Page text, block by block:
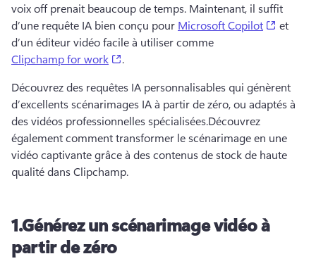
voix off prenait beaucoup de temps. Maintenant, il suffit
d’une requête IA bien conçu pour Microsoft Copilot (opens
et
d’un éditeur vidéo facile à utiliser comme
Clipchamp for work
.
Découvrez des requêtes IA personnalisables qui génèrent
d’excellents scénarimages IA à partir de zéro, ou adaptés à
des vidéos professionnelles spécialisées.Découvrez
également comment transformer le scénarimage en une
vidéo captivante grâce à des contenus de stock de haute
qualité dans Clipchamp.
1.Générez un scénarimage vidéo à
partir de zéro